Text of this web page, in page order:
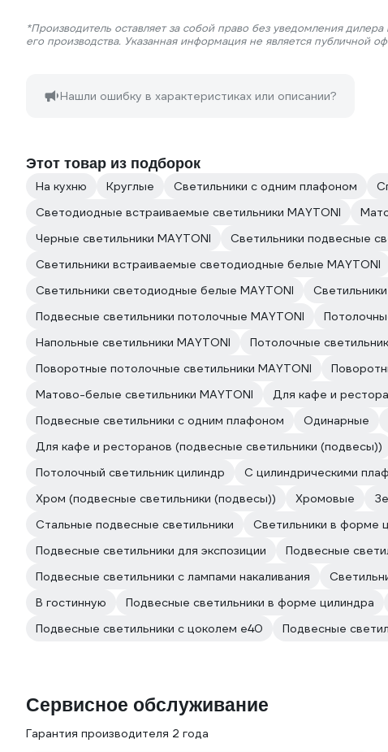
*Производитель оставляет за собой право без уведомления
его производства. Указанная информация не является публичной
Нашли ошибку в характеристиках или описании?
Этот товар из подборок
На кухню Круглые Светильники с одним плафоном
Светодиодные встраиваемые светильники MAYTONI
Черные светильники MAYTONI
Светильники подвесные
Светильники встраиваемые светодиодные белые MAYTONI
Светильники светодиодные белые MAYTONI
Подвесные светильники потолочные MAYTONI
Напольные светильники MAYTONI
Потолочные
Поворотные потолочные светильники MAYTONI
Матово-белые светильники MAYTONI
Для кафе и
Подвесные светильники с одним плафоном
Одинарные
Для кафе и ресторанов (подвесные светильники (подвесы))
Потолочный светильник цилиндр
С цилиндрическими
Хром (подвесные светильники (подвесы))
Хромовые
Стальные подвесные светильники
Светильники в форме
Подвесные светильники для экспозиции
Подвесные
Подвесные светильники с лампами накаливания
В гостинную
Подвесные светильники в форме цилиндра
Подвесные светильники с цоколем e40
Подвесные
Сервисное обслуживание
Гарантия производителя 2 года